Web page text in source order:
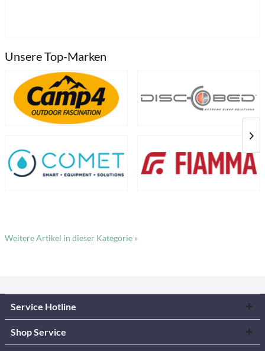
Unsere Top-Marken
Weitere Artikel in dieser Kategorie »
Service Hotline
Shop Service